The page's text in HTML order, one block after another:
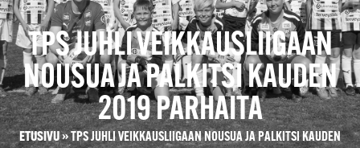
TPS JUHLI VEIKKAUSLIIGAAN
NOUSUA JA PALKITSI KAUDEN
2019 PARHAITA
ETUSIVU»TPS JUHLI VEIKKAUSLIIGAAN NOUSUA JA PALKITSI KAUDEN